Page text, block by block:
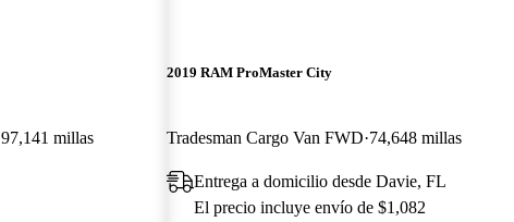
97,141 millas
2019 RAM ProMaster City
Tradesman Cargo Van FWD 74,648 millas
Entrega a domicilio desde Davie, FL
El precio incluye envío de $1,082